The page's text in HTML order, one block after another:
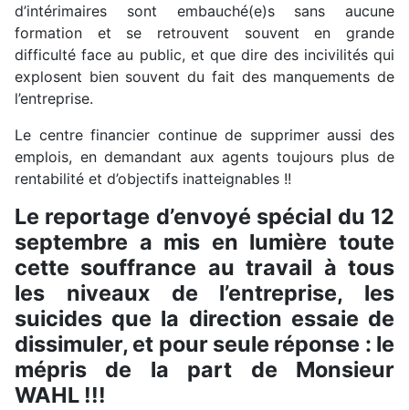
d’intérimaires sont embauché(e)s sans aucune
formation et se retrouvent souvent en grande
difficulté face au public, et que dire des incivilités qui
explosent bien souvent du fait des manquements de
l’entreprise.
Le centre financier continue de supprimer aussi des
emplois, en demandant aux agents toujours plus de
rentabilité et d’objectifs inatteignables !!
Le reportage d’envoyé spécial du 12
septembre a mis en lumière toute
cette souffrance au travail à tous
les niveaux de l’entreprise, les
suicides que la direction essaie de
dissimuler, et pour seule réponse : le
mépris de la part de Monsieur
WAHL !!!